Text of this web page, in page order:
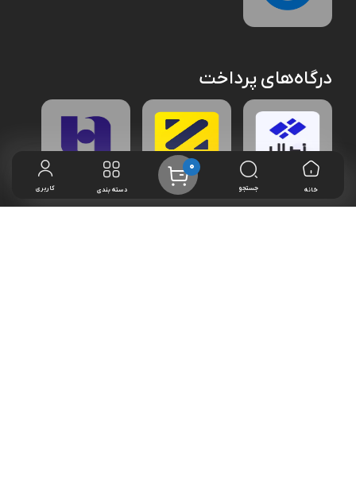
خانه جستجو
0
دسته بندی کاربری
درگاه‌های پرداخت